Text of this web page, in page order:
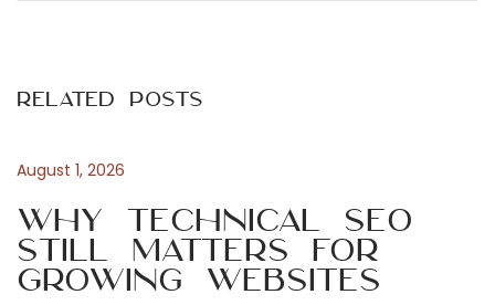
s
n
a
o
s
o
s
t
c
m
e
n
t
Related Posts
August 1, 2026
Why Technical SEO
Still Matters for
Growing Websites